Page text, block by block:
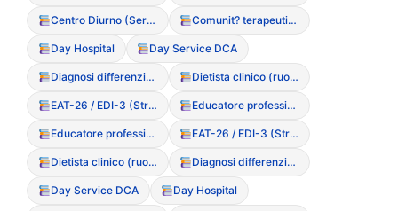
Centro Diurno (Servizio semiresidenziale) Comunit? terapeutica residenziale
Day Hospital Day Service DCA
Diagnosi differenziale Dietista clinico (ruolo nell’equipe)
EAT-26 / EDI-3 (Strumenti di screening) Educatore professionale sanitario
Educatore professionale sanitario EAT-26 / EDI-3 (Strumenti di screening)
Dietista clinico (ruolo nell’equipe) Diagnosi differenziale
Day Service DCA Day Hospital